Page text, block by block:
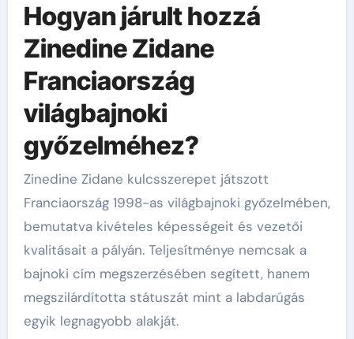
Hogyan járult hozzá
Zinedine Zidane
Franciaország
világbajnoki
győzelméhez?
Zinedine Zidane kulcsszerepet játszott
Franciaország 1998-as világbajnoki győzelmében,
bemutatva kivételes képességeit és vezetői
kvalitásait a pályán. Teljesítménye nemcsak a
bajnoki cím megszerzésében segített, hanem
megszilárdította státuszát mint a labdarúgás
egyik legnagyobb alakját.